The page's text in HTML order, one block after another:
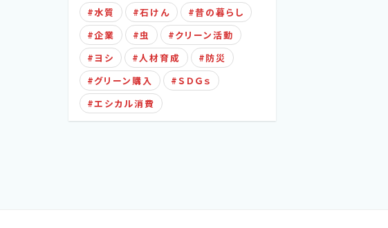
水質
石けん
昔の暮らし
企業
虫
クリーン活動
ヨシ
人材育成
防災
グリーン購入
ＳＤＧｓ
エシカル消費